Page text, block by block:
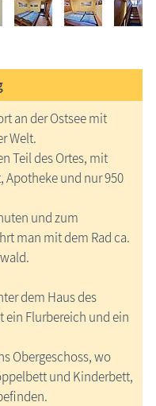
an der Ostsee mit
Welt.
Teil des Ortes, mit
Apotheke und nur 950
und zum
man mit dem Rad ca.
dem Haus des
ein Flurbereich und ein
Obergeschoss, wo
und Kinderbett,